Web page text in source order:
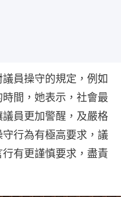
員操守的規定，例如
間，她表示，社會最
員更加警醒，及嚴格
行為有極高要求，議
有更謹慎要求，盡責